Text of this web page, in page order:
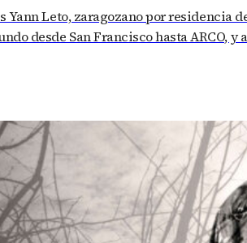
Yann Leto, zaragozano por residencia
desde San Francisco hasta ARCO,